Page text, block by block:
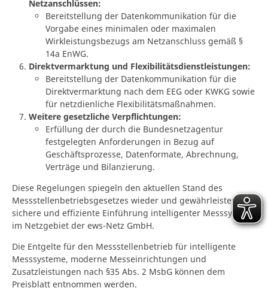
Netzanschlüssen:
Bereitstellung der Datenkommunikation für die
Vorgabe eines minimalen oder maximalen
Wirkleistungsbezugs am Netzanschluss gemäß §
14a EnWG.
Direktvermarktung und Flexibilitätsdienstleistungen:
Bereitstellung der Datenkommunikation für die
Direktvermarktung nach dem EEG oder KWKG sowie
für netzdienliche Flexibilitätsmaßnahmen.
Weitere gesetzliche Verpflichtungen:
Erfüllung der durch die Bundesnetzagentur
festgelegten Anforderungen in Bezug auf
Geschäftsprozesse, Datenformate, Abrechnung,
Verträge und Bilanzierung.
Diese Regelungen spiegeln den aktuellen Stand des
Messstellenbetriebsgesetzes wieder und gewährleisten eine
sichere und effiziente Einführung intelligenter Messsysteme
im Netzgebiet der ews-Netz GmbH.
Die Entgelte für den Messstellenbetrieb für intelligente
Messsysteme, moderne Messeinrichtungen und
Zusatzleistungen nach §35 Abs. 2 MsbG können dem
Preisblatt entnommen werden.